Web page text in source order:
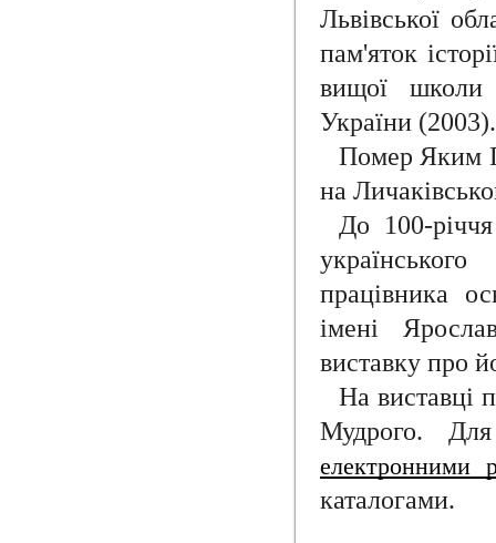
Львівської
пам'яток
вищої школи
України
Помер Яким
на
До 100-
працівника
імені
виставку про
На виставці
Мудрого.
електронними
каталогами.